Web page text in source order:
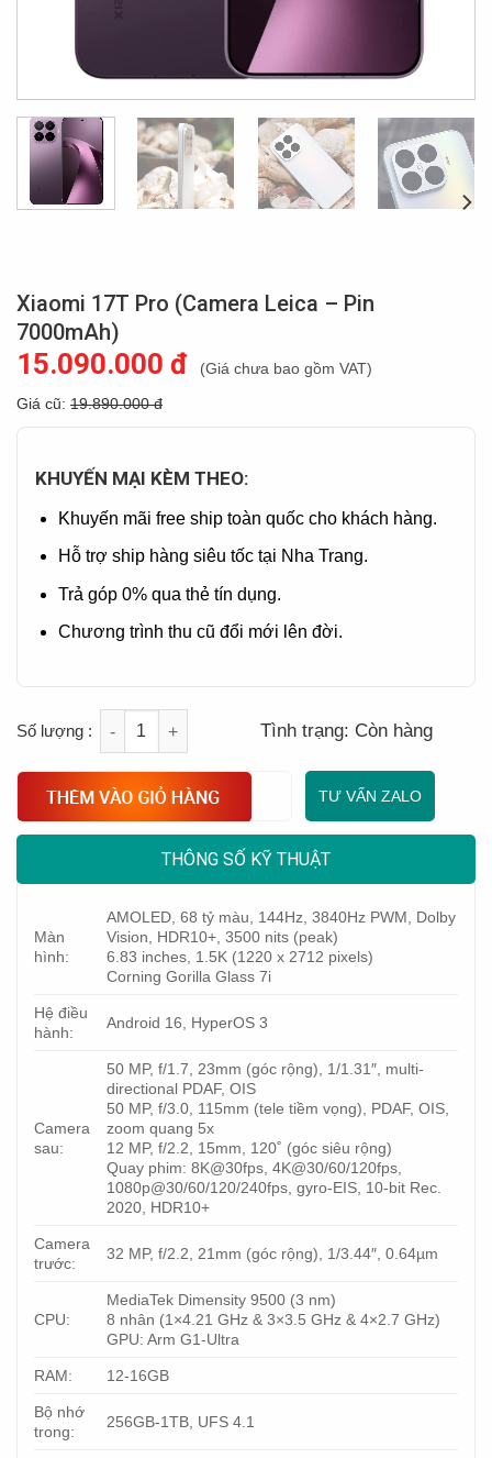
Xiaomi 17T Pro (Camera Leica – Pin
7000mAh)
15.090.000 đ
(Giá chưa bao gồm VAT)
Giá cũ: 19.890.000 đ
KHUYẾN MẠI KÈM THEO:
Khuyến mãi free ship toàn quốc cho khách hàng.
Hỗ trợ ship hàng siêu tốc tại Nha Trang.
Trả góp 0% qua thẻ tín dụng.
Chương trình thu cũ đổi mới lên đời.
Quantity
Tình trạng: Còn hàng
TƯ VẤN ZALO
THÔNG SỐ KỸ THUẬT
Màn
hình:
AMOLED, 68 tỷ màu, 144Hz, 3840Hz PWM, Dolby
Vision, HDR10+, 3500 nits (peak)
6.83 inches, 1.5K (1220 x 2712 pixels)
Corning Gorilla Glass 7i
Hệ điều
hành:
Android 16, HyperOS 3
Camera
sau:
50 MP, f/1.7, 23mm (góc rộng), 1/1.31″, multi-
directional PDAF, OIS
50 MP, f/3.0, 115mm (tele tiềm vọng), PDAF, OIS,
zoom quang 5x
12 MP, f/2.2, 15mm, 120˚ (góc siêu rộng)
Quay phim: 8K@30fps, 4K@30/60/120fps,
1080p@30/60/120/240fps, gyro-EIS, 10-bit Rec.
2020, HDR10+
Camera
trước:
32 MP, f/2.2, 21mm (góc rộng), 1/3.44″, 0.64µm
CPU:
MediaTek Dimensity 9500 (3 nm)
8 nhân (1×4.21 GHz & 3×3.5 GHz & 4×2.7 GHz)
GPU: Arm G1-Ultra
RAM: 12-16GB
Bộ nhớ
trong:
256GB-1TB, UFS 4.1